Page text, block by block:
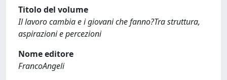
Titolo del volume
Il lavoro cambia e i giovani che fanno?Tra struttura,
aspirazioni e percezioni
Nome editore
FrancoAngeli